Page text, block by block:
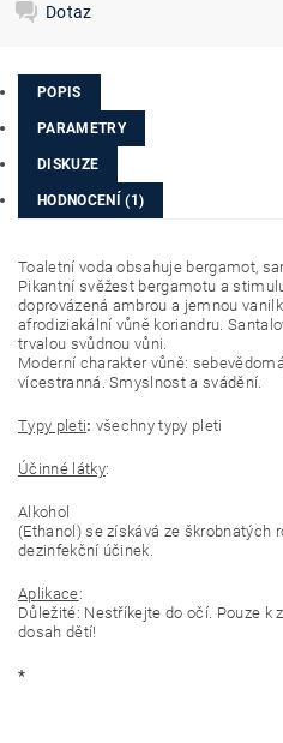
Dotaz
POPIS
PARAMETRY
DISKUZE
HODNOCENÍ (1)
Toaletní voda obsahuje bergamot,
Pikantní svěžest bergamotu a
doprovázená ambrou a jemnou
afrodiziakální vůně koriandru.
trvalou svůdnou vůni.
Moderní charakter vůně:
vícestranná. Smyslnost a svádění.
Typy pleti: všechny typy pleti
Účinné látky:
Alkohol
(Ethanol) se získává ze škrobnatých
dezinfekční účinek.
Aplikace:
Důležité: Nestříkejte do očí. Pouze k
dosah dětí!
*